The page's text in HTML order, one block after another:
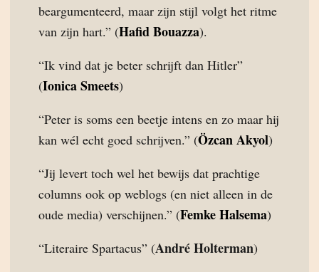
beargumenteerd, maar zijn stijl volgt het ritme
van zijn hart.” (Hafid Bouazza).
“Ik vind dat je beter schrijft dan Hitler”
(Ionica Smeets)
“Peter is soms een beetje intens en zo maar hij
kan wél echt goed schrijven.” (Özcan Akyol)
“Jij levert toch wel het bewijs dat prachtige
columns ook op weblogs (en niet alleen in de
oude media) verschijnen.” (Femke Halsema)
“Literaire Spartacus” (André Holterman)